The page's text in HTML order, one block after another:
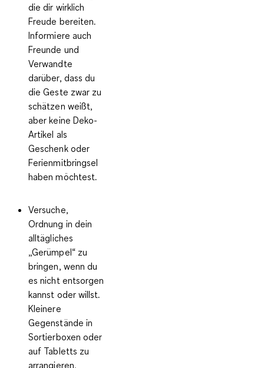
die dir wirklich
Freude bereiten.
Informiere auch
Freunde und
Verwandte
darüber, dass du
die Geste zwar zu
schätzen weißt,
aber keine Deko-
Artikel als
Geschenk oder
Ferienmitbringsel
haben möchtest.
Versuche,
Ordnung in dein
alltägliches
„Gerümpel“ zu
bringen, wenn du
es nicht entsorgen
kannst oder willst.
Kleinere
Gegenstände in
Sortierboxen oder
auf Tabletts zu
arrangieren,